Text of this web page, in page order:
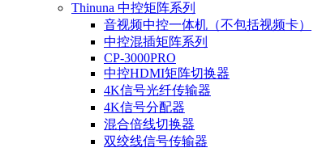
Thinuna 中控矩阵系列
音视频中控一体机（不包括视频卡）
中控混插矩阵系列
CP-3000PRO
中控HDMI矩阵切换器
4K信号光纤传输器
4K信号分配器
混合倍线切换器
双绞线信号传输器